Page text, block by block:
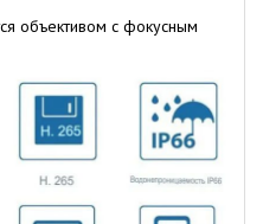
объективом с фокусным